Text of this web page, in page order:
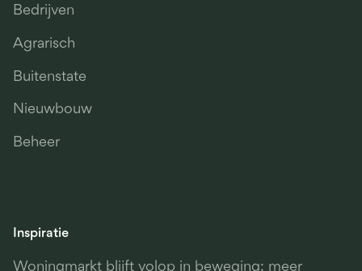
Bedrijven
Agrarisch
Buitenstate
Nieuwbouw
Beheer
Inspiratie
Woningmarkt blijft volop in beweging: meer